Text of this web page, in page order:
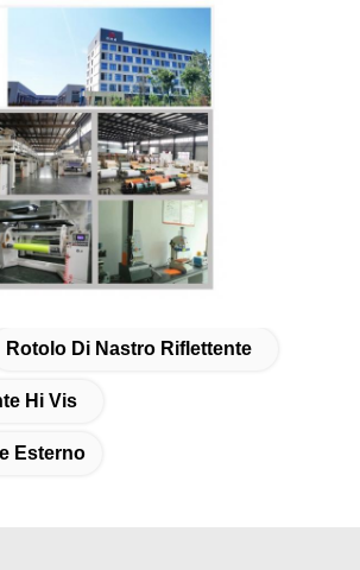
Rotolo Di Nastro Riflettente
Hi Vis
Esterno